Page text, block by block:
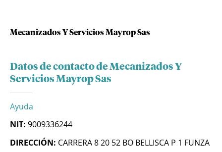
Mecanizados Y Servicios Mayrop Sas
Datos de contacto de Mecanizados Y
Servicios Mayrop Sas
Ayuda
NIT: 9009336244
DIRECCIÓN: CARRERA 8 20 52 BO BELLISCA P 1 FUNZA